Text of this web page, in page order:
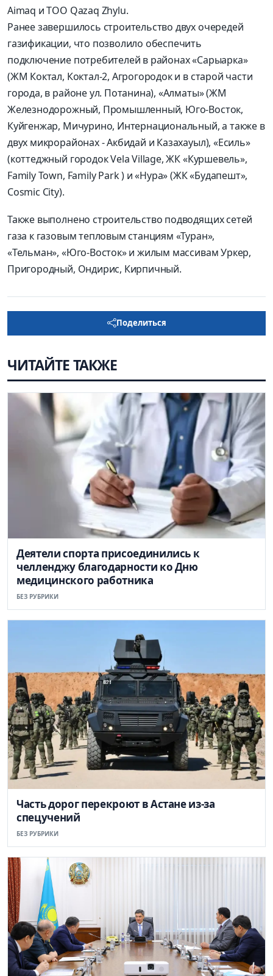
Aimaq и ТОО Qazaq Zhylu.
Ранее завершилось строительство двух очередей
газификации, что позволило обеспечить
подключение потребителей в районах «Сарыарка»
(ЖМ Коктал, Коктал-2, Агрогородок и в старой части
города, в районе ул. Потанина), «Алматы» (ЖМ
Железнодорожный, Промышленный, Юго-Восток,
Куйгенжар, Мичурино, Интернациональный, а также в
двух микрорайонах - Акбидай и Казахауыл), «Есиль»
(коттеджный городок Vela Village, ЖК «Куршевель»,
Family Town, Family Park ) и «Нура» (ЖК «Будапешт»,
Cosmic City).
Также выполнено строительство подводящих сетей
газа к газовым тепловым станциям «Туран»,
«Тельман», «Юго-Восток» и жилым массивам Уркер,
Пригородный, Ондирис, Кирпичный.
Поделиться
ЧИТАЙТЕ ТАКЖЕ
Деятели спорта присоединились к
челленджу благодарности ко Дню
медицинского работника
БЕЗ РУБРИКИ
Часть дорог перекроют в Астане из-за
спецучений
БЕЗ РУБРИКИ